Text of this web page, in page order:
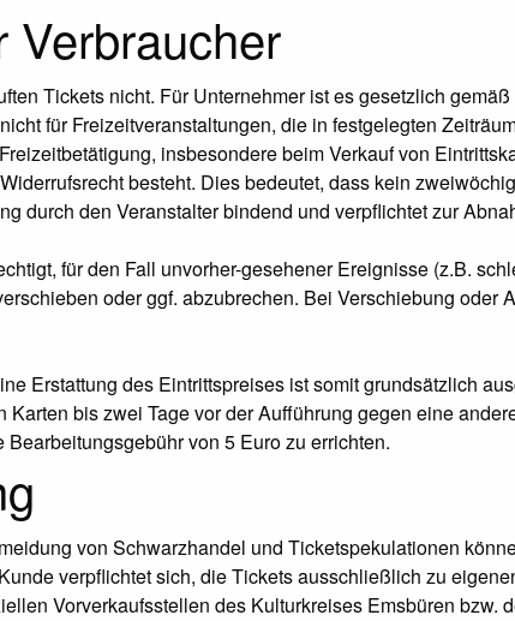
Verbraucher
Tickets nicht. Für Unternehmer ist es gesetzlich
für Freizeitveranstaltungen, die in festgelegten
insbesondere beim Verkauf von
besteht. Dies bedeutet, dass kein
durch den Veranstalter bindend und verpflichtet zur
für den Fall unvorher-gesehener Ereignisse (z.B.
oder ggf. abzubrechen. Bei Verschiebung oder
Erstattung des Eintrittspreises ist somit grundsätzlich
bis zwei Tage vor der Aufführung gegen eine
von 5 Euro zu errichten.
von Schwarzhandel und Ticketspekulationen
verpflichtet sich, die Tickets ausschließlich zu
Vorverkaufsstellen des Kulturkreises Emsbüren bzw.